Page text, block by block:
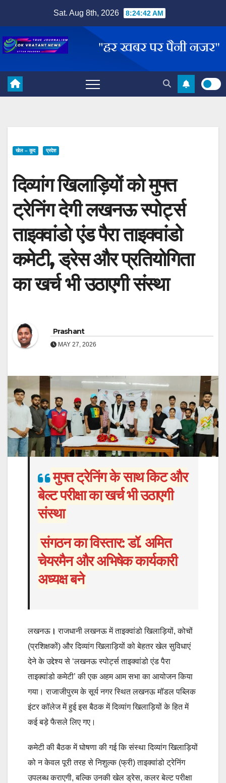
content
Sat. Aug 8th, 2026 8:24:43 AM
खेल – कूद प्रदेश
दिव्यांग खिलाड़ियों को मुफ्त
ट्रेनिंग देगी लखनऊ स्पोर्ट्स
ताइक्वांडो एंड पैरा ताइक्वांडो
कमेटी, ड्रेस और प्रतियोगिता
का खर्च भी उठाएगी संस्था
Prashant
MAY 27, 2026
मुफ्त ट्रेनिंग के साथ किट और
बेल्ट परीक्षा का खर्च भी उठाएगी
संस्था
संगठन का विस्तार: डॉ. अमित
चेयरमैन और अभिषेक कार्यकारी
अध्यक्ष बने
लखनऊ । राजधानी लखनऊ में ताइक्वांडो खिलाड़ियों, कोचों
(प्रशिक्षकों) और दिव्यांग खिलाड़ियों को बेहतर खेल सुविधाएं
देने के उद्देश्य से ‘लखनऊ स्पोर्ट्स ताइक्वांडो एंड पैरा
ताइक्वांडो कमेटी’ की एक अहम आम सभा का आयोजन किया
गया। राजाजीपुरम के सूर्य नगर स्थित लखनऊ मॉडल पब्लिक
इंटर कॉलेज में हुई इस बैठक में दिव्यांग खिलाड़ियों के हित में
कई बड़े फैसले लिए गए।
कमेटी की बैठक में घोषणा की गई कि संस्था दिव्यांग खिलाड़ियों
को न केवल पूरी तरह से निशुल्क (फ्री) ताइक्वांडो ट्रेनिंग
उपलब्ध कराएगी, बल्कि उनकी खेल ड्रेस, कलर बेल्ट परीक्षा